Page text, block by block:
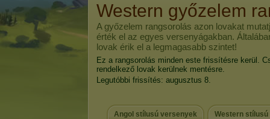
Western győzelem
A győzelem rangsorolás azon lovakat
érték el az egyes versenyágakban.
lovak érik el a legmagasabb szintet!
Ez a rangsorolás minden este frissítésre kerül.
rendelkező lovak kerülnek mentésre.
Legutóbbi frissítés: augusztus 8.
Angol stílusú versenyek Western